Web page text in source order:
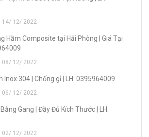
| 14/ 12/ 2022
Hầm Composite tại Hải Phòng | Giá Tại
| 08/ 12/ 2022
Inox 304 | Chống gỉ | LH: 0395964009
| 06/ 12/ 2022
Gang | Đầy Đủ Kích Thước | LH:
| 02/ 12/ 2022